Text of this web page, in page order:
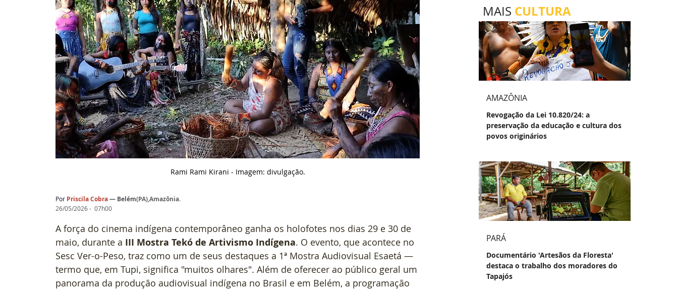
Rami Rami Kirani - Imagem: divulgação.
Por Priscila Cobra— Belém(PA),Amazônia.
26/05/2026 -  07h00
A força do cinema indígena contemporâneo ganha os holofotes nos dias 29 e 30 de
maio, durante a III Mostra Tekó de Artivismo Indígena. O evento, que acontece no
Sesc Ver-o-Peso, traz como um de seus destaques a 1ª Mostra Audiovisual Esaetá —
termo que, em Tupi, significa "muitos olhares". Além de oferecer ao público geral um
panorama da produção audiovisual indígena no Brasil e em Belém, a programação
MAIS CULTURA
AMAZÔNIA
Revogação da Lei 10.820/24: a
preservação da educação e cultura dos
povos originários
PARÁ
Documentário 'Artesãos da Floresta'
destaca o trabalho dos moradores do
Tapajós